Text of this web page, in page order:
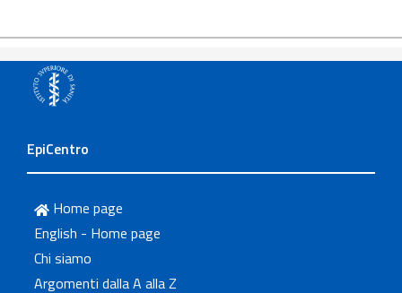
EpiCentro
Home page
English - Home page
Chi siamo
Argomenti dalla A alla Z